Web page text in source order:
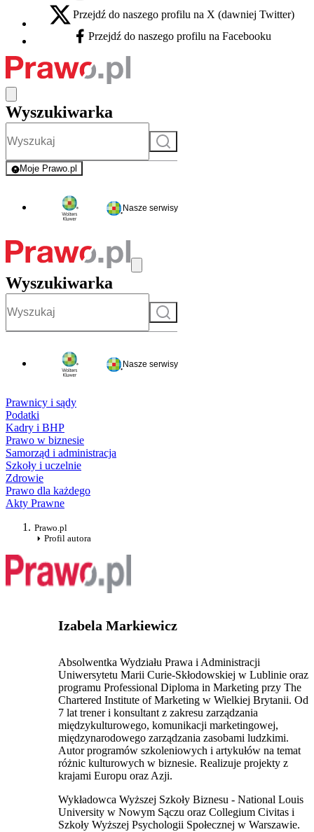
X - otwiera się w nowej karcie
Przejdź do naszego profilu na X (dawniej Twitter)
Facebook - otwiera się w nowej karcie
Przejdź do naszego profilu na Facebooku
Wyszukiwarka
Szukaj
Moje Prawo.pl
- rejestracja i logowanie do serwisu
Nasze serwisy
Wyszukiwarka
Szukaj
Nasze serwisy
Prawnicy i sądy
Podatki
Kadry i BHP
Prawo w biznesie
Samorząd i administracja
Szkoły i uczelnie
Zdrowie
Prawo dla każdego
Akty Prawne
Prawo.pl
Profil autora
Izabela Markiewicz
Absolwentka Wydziału Prawa i Administracji
Uniwersytetu Marii Curie-Skłodowskiej w Lublinie oraz
programu Professional Diploma in Marketing przy The
Chartered Institute of Marketing w Wielkiej Brytanii. Od
7 lat trener i konsultant z zakresu zarządzania
międzykulturowego, komunikacji marketingowej,
międzynarodowego zarządzania zasobami ludzkimi.
Autor programów szkoleniowych i artykułów na temat
różnic kulturowych w biznesie. Realizuje projekty z
krajami Europu oraz Azji.
Wykładowca Wyższej Szkoły Biznesu - National Louis
University w Nowym Sączu oraz Collegium Civitas i
Szkoły Wyższej Psychologii Społecznej w Warszawie.